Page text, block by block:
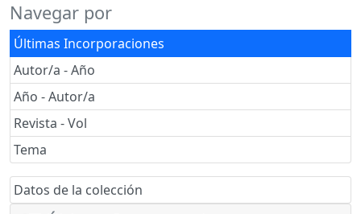
Navegar por
Últimas Incorporaciones
Autor/a - Año
Año - Autor/a
Revista - Vol
Tema
Datos de la colección